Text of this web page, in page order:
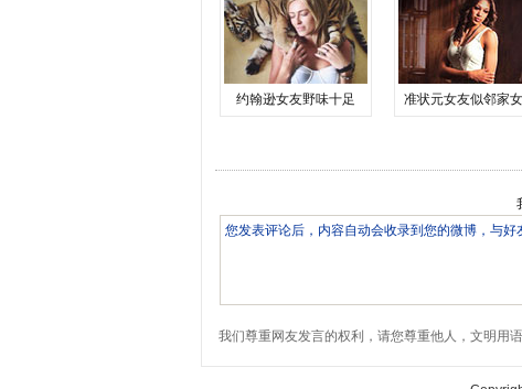
约翰逊女友野味十足 准状元女友似邻家
我们尊重网友发言的权利，请您尊重他人，文明用语